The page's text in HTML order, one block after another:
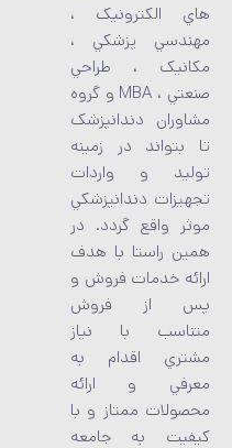
هاي الکترونيک ،
مهندسي پزشکي ،
مکانيک ، طراحي
صنعتي ، MBA و گروه
مشاوران دندانپزشک
تا بتواند در زمينه
توليد و واردات
تجهيزات دندانپزشکي
موثر واقع گردد. در
همين راستا با هدف
ارائه خدمات فروش و
پس از فروش
متناسب با نياز
مشتري اقدام به
معرفي و ارائه
محصولات ممتاز و با
کيفيت به جامعه